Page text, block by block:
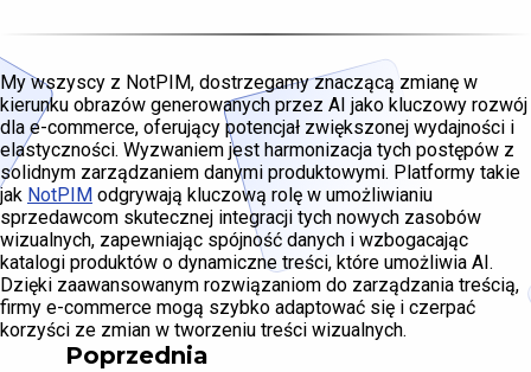
My wszyscy z NotPIM, dostrzegamy znaczącą zmianę w
kierunku obrazów generowanych przez AI jako kluczowy rozwój
dla e-commerce, oferujący potencjał zwiększonej wydajności i
elastyczności. Wyzwaniem jest harmonizacja tych postępów z
solidnym zarządzaniem danymi produktowymi. Platformy takie
jak NotPIM odgrywają kluczową rolę w umożliwianiu
sprzedawcom skutecznej integracji tych nowych zasobów
wizualnych, zapewniając spójność danych i wzbogacając
katalogi produktów o dynamiczne treści, które umożliwia AI.
Dzięki zaawansowanym rozwiązaniom do zarządzania treścią,
firmy e-commerce mogą szybko adaptować się i czerpać
korzyści ze zmian w tworzeniu treści wizualnych.
Poprzednia